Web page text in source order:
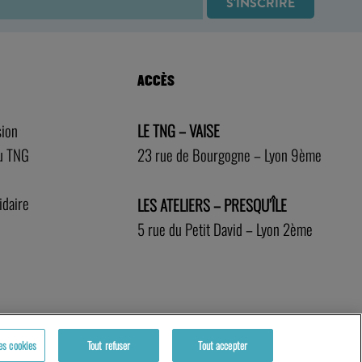
TNG
ACCÈS
LE TNG – VAISE
23 rue de Bourgogne – Lyon 9ème
LES ATELIERS – PRESQU’ÎLE
5 rue du Petit David – Lyon 2ème
cookies Tout refuser Tout accepter